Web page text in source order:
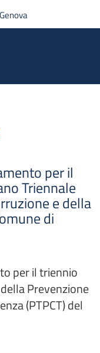
per il
Triennale
e della
di
per il triennio
Prevenzione
(PTPCT) del